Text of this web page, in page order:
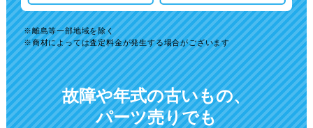
離島等一部地域を除く
商材によっては査定料金が発生する場合がございます
故障や年式の古いもの、
パーツ売りでも